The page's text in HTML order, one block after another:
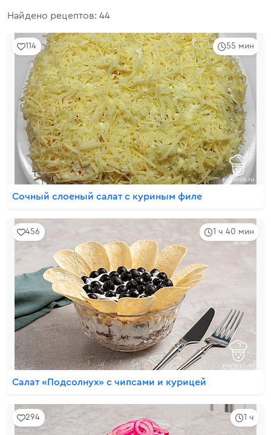
Найдено рецептов: 44
55 мин
114
Сочный слоеный салат с куриным филе
1 ч 40 мин
456
Салат «Подсолнух» с чипсами и курицей
1 ч
294